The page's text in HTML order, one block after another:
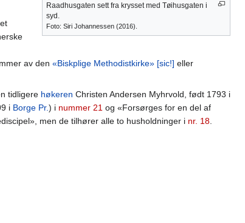
Raadhusgaten sett fra krysset med Tøihusgaten i
syd.
Foto: Siri Johannessen (2016).
av den «Biskplige Methodistkirke» [sic!] eller
tidligere høkeren Christen Andersen Myhrvold, født 1793 i
i Borge Pr.) i nummer 21og «Forsørges for en del af
men de tilhører alle to husholdninger i nr. 18.